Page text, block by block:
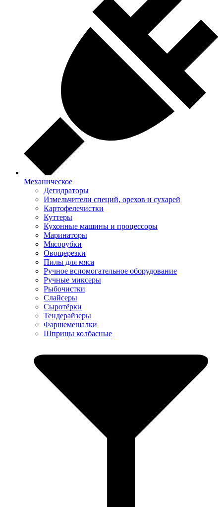
Механическое
Дегидраторы
Измельчители специй, орехов и сухарей
Картофелечистки
Куттеры
Кухонные машины и процессоры
Маринаторы
Мясорубки
Овощерезки
Пилы для мяса
Ручное вспомогательное оборудование
Ручные миксеры
Рыбочистки
Слайсеры
Сыротёрки
Тендерайзеры
Фаршемешалки
Шприцы колбасные